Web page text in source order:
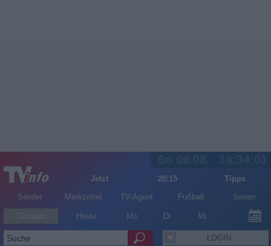
Jetzt 20:15
Tipps
Sender
Merkzettel TV-Agent Fußball Serien
Heute Mo Di Mi
LOGIN